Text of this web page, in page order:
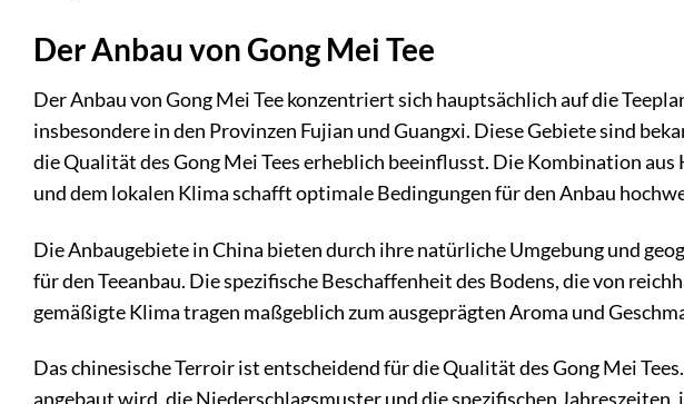
Der Anbau von Gong Mei Tee
Der Anbau von Gong Mei Tee konzentriert sich hauptsächlich auf die
insbesondere in den Provinzen Fujian und Guangxi. Diese Gebiete sind
die Qualität des Gong Mei Tees erheblich beeinflusst. Die Kombination
und dem lokalen Klima schafft optimale Bedingungen für den Anbau
Die Anbaugebiete in China bieten durch ihre natürliche Umgebung und
für den Teeanbau. Die spezifische Beschaffenheit des Bodens, die von
gemäßigte Klima tragen maßgeblich zum ausgeprägten Aroma und
Das chinesische Terroir ist entscheidend für die Qualität des Gong Mei